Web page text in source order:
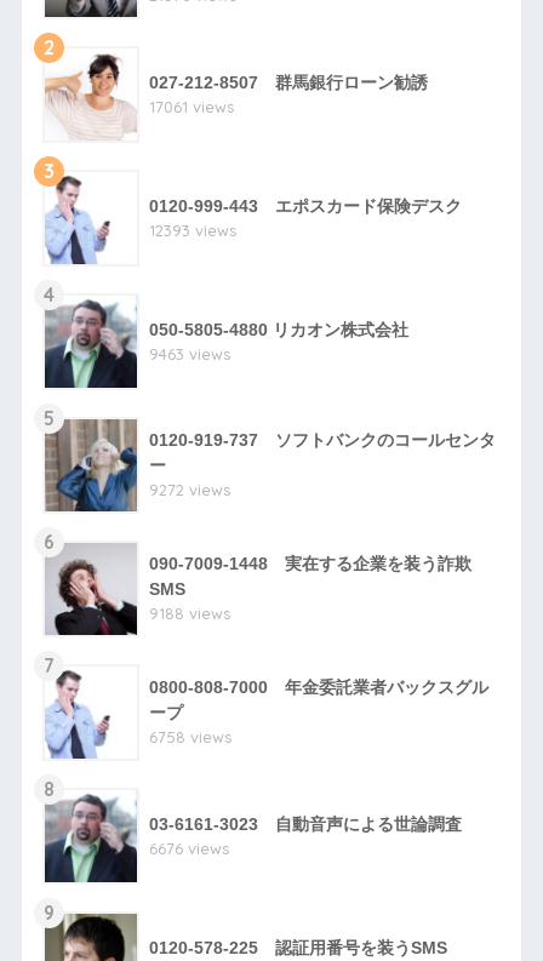
2
027-212-8507 群馬銀行ローン勧誘
17061 views
3
0120-999-443 エポスカード保険デスク
12393 views
4
050-5805-4880 リカオン株式会社
9463 views
5
0120-919-737 ソフトバンクのコールセンタ
ー
9272 views
6
090-7009-1448 実在する企業を装う詐欺
SMS
9188 views
7
0800-808-7000 年金委託業者バックスグル
ープ
6758 views
8
03-6161-3023 自動音声による世論調査
6676 views
9
0120-578-225 認証用番号を装うSMS